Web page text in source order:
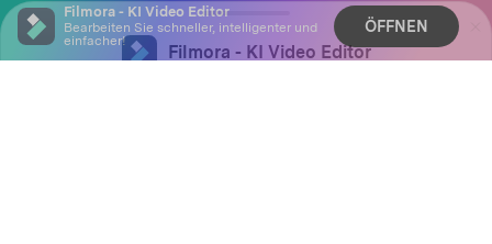
Filmora - KI Video Editor
Bearbeiten Sie schneller, intelligenter und
einfacher!
ÖFFNEN